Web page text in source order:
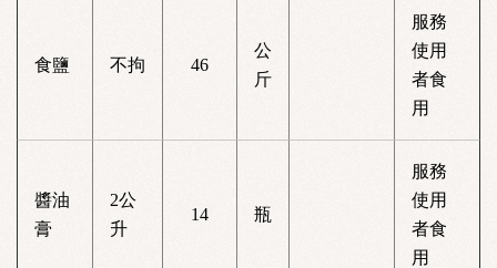
食鹽 不拘 46
公
斤
服務
使用
者食
用
醬油
膏
2公
升
14 瓶
服務
使用
者食
用